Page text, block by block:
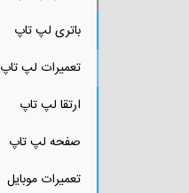
باتری لپ تاپ
تعمیرات لپ تاپ
ارتقا لپ تاپ
صفحه لپ تاپ
تعمیرات موبایل